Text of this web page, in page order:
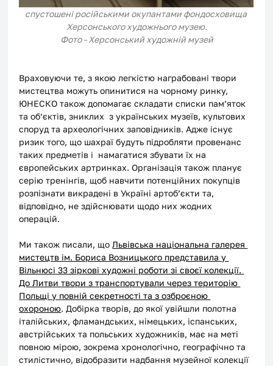
спустошені російськими окупантами фондосховища
Херсонського художнього музею.
Фото - Херсонський художній музей
Враховуючи те, з якою легкістю награбовані твори
мистецтва можуть опинитися на чорному ринку,
ЮНЕСКО також допомагає складати списки пам’яток
та об’єктів, зниклих  з українських музеїв, культових
споруд та археологічних заповідників. Адже існує
ризик того, що шахраї будуть підробляти провенанс
таких предметів і  намагатися збувати їх на
європейських артринках. Організація також планує
серію тренінгів, щоб навчити потенційних покупців
розпізнати викрадені в Україні артоб’єкти та,
відповідно, не здійснювати щодо них жодних
операцій.
Ми також писали, що Львівська національна галерея
мистецтв ім. Бориса Возницького представила у
Вільнюсі 33 зіркові художні роботи зі своєї колекції.
До Литви твори з транспортували через територію
Польщі у повній секретності та з озброєною
охороною. Добірка творів, до якої увійшли полотна
італійських, фламандських, німецьких, іспанських,
австрійських та польських художників, має на меті
повною мірою, зокрема хронологічно, географічно та
стилістично, відобразити надбання музейної колекції